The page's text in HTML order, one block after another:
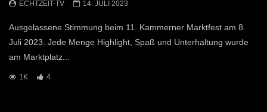
ECHTZEIT-TV 14. JULI 2023
Ausgelassene Stimmung beim 11. Kammerner Marktfest am 8.
Juli 2023. Jede Menge Highlight, Spaß und Unterhaltung wurde
am Marktplatz...
1K 4